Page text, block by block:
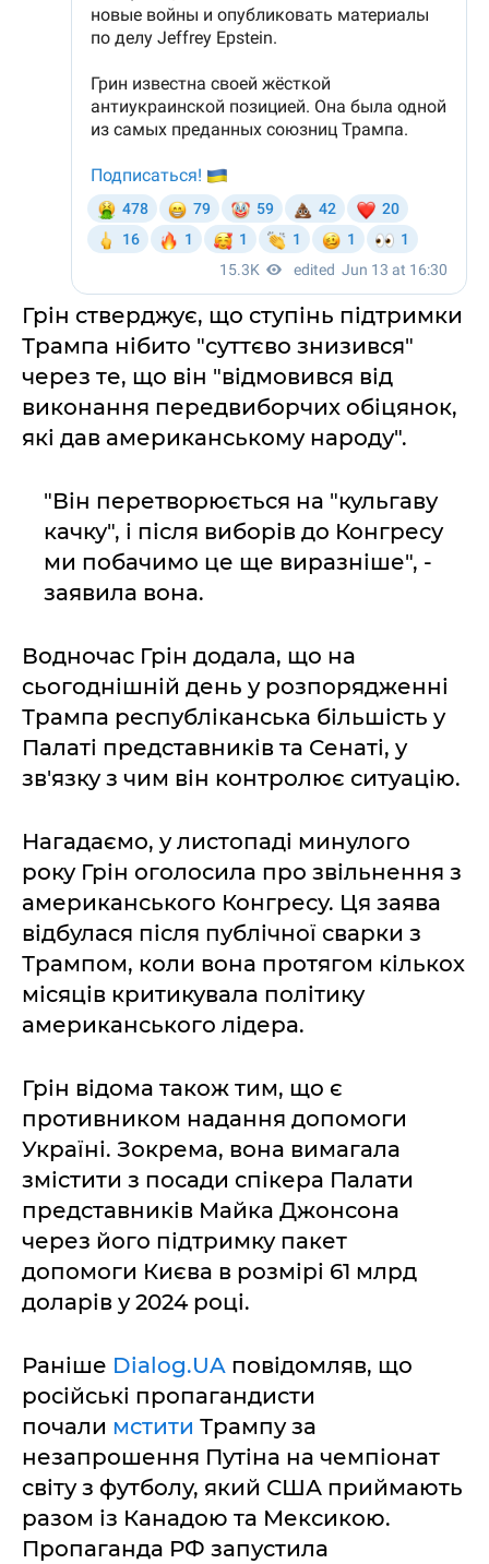
Грін стверджує, що ступінь підтримки
Трампа нібито "суттєво знизився"
через те, що він "відмовився від
виконання передвиборчих обіцянок,
які дав американському народу".
"Він перетворюється на "кульгаву
качку", і після виборів до Конгресу
ми побачимо це ще виразніше", -
заявила вона.
Водночас Грін додала, що на
сьогоднішній день у розпорядженні
Трампа республіканська більшість у
Палаті представників та Сенаті, у
зв'язку з чим він контролює ситуацію.
Нагадаємо, у листопаді минулого
року Грін оголосила про звільнення з
американського Конгресу. Ця заява
відбулася після публічної сварки з
Трампом, коли вона протягом кількох
місяців критикувала політику
американського лідера.
Грін відома також тим, що є
противником надання допомоги
Україні. Зокрема, вона вимагала
змістити з посади спікера Палати
представників Майка Джонсона
через його підтримку пакет
допомоги Києва в розмірі 61 млрд
доларів у 2024 році.
Раніше Dialog.UA повідомляв, що
російські пропагандисти
почали мстити Трампу за
незапрошення Путіна на чемпіонат
світу з футболу, який США приймають
разом із Канадою та Мексикою.
Пропаганда РФ запустила